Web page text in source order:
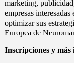
marketing,
empresas
optimizar sus
Europea de
Inscripciones y más